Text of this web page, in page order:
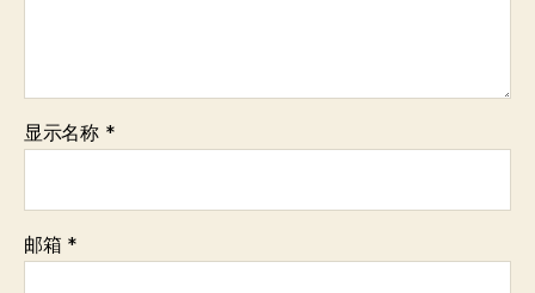
显示名称 *
邮箱 *